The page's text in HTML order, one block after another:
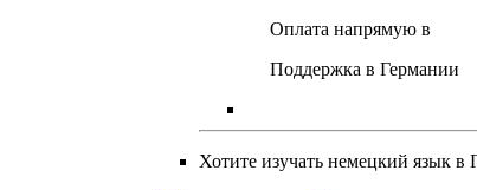
Оплата напрямую в
Поддержка в Германии
Хотите изучать немецкий язык